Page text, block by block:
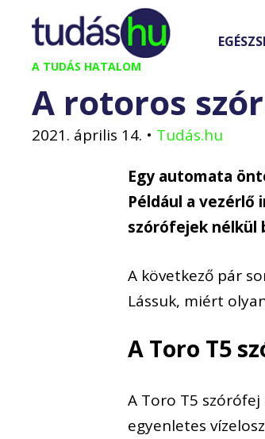
Kilépés
tartalomba
A TUDÁS HATALOM
A rotoros
2021. április 14. • Tudás.hu
Egy automata
Például a vezérlő
szórófejek nélkül
A következő pár
Lássuk, miért
A Toro T5
A Toro T5
egyenletes